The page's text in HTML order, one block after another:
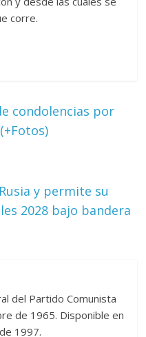
corre.
condolencias por
y permite su
2028 bajo bandera
del Partido Comunista
de 1965. Disponible en
1997.